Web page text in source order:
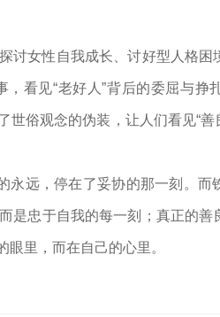
讨女性自我成长、讨好型人格困
看见“老好人”背后的委屈与挣
俗观念的伪装，让人们看见“善
永远，停在了妥协的那一刻。而
是忠于自我的每一刻；真正的善
里，而在自己的心里。